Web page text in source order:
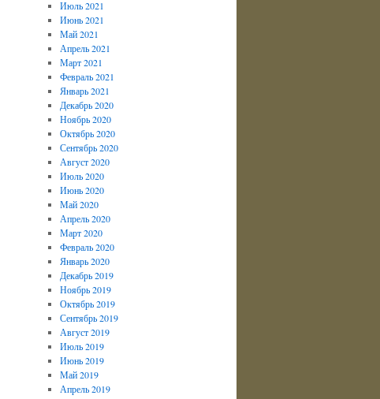
Июль 2021
Июнь 2021
Май 2021
Апрель 2021
Март 2021
Февраль 2021
Январь 2021
Декабрь 2020
Ноябрь 2020
Октябрь 2020
Сентябрь 2020
Август 2020
Июль 2020
Июнь 2020
Май 2020
Апрель 2020
Март 2020
Февраль 2020
Январь 2020
Декабрь 2019
Ноябрь 2019
Октябрь 2019
Сентябрь 2019
Август 2019
Июль 2019
Июнь 2019
Май 2019
Апрель 2019